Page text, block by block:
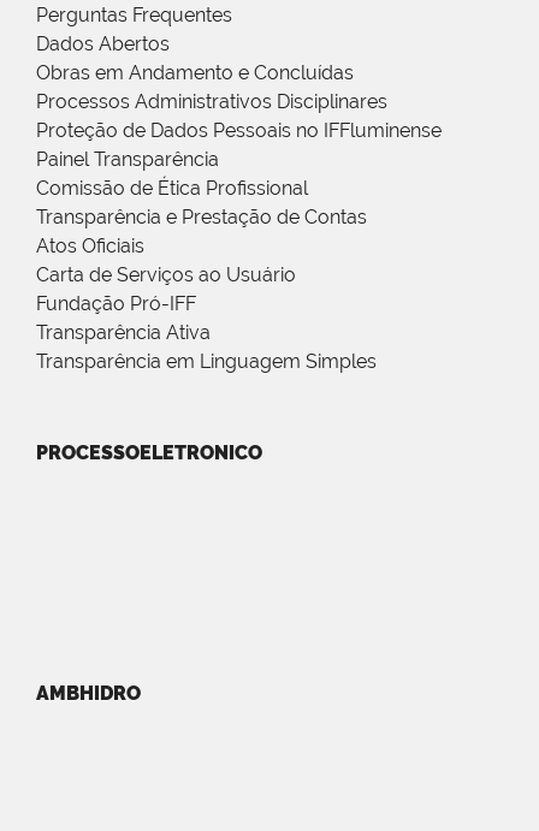
Perguntas Frequentes
Dados Abertos
Obras em Andamento e Concluídas
Processos Administrativos Disciplinares
Proteção de Dados Pessoais no IFFluminense
Painel Transparência
Comissão de Ética Profissional
Transparência e Prestação de Contas
Atos Oficiais
Carta de Serviços ao Usuário
Fundação Pró-IFF
Transparência Ativa
Transparência em Linguagem Simples
PROCESSOELETRONICO
AMBHIDRO